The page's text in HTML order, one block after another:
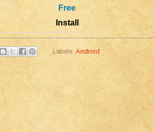
Free
Install
Labels: Android